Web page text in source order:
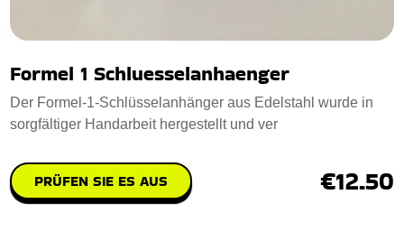
Formel 1 Schluesselanhaenger
Der Formel-1-Schlüsselanhänger aus Edelstahl wurde in
sorgfältiger Handarbeit hergestellt und ver
PRÜFEN SIE ES AUS €12.50